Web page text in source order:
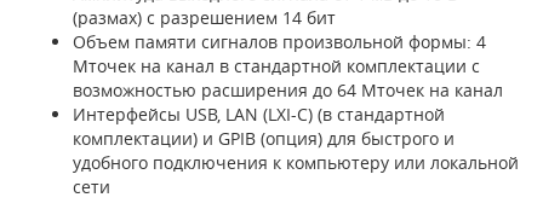
(размах) с разрешением 14 бит
Объем памяти сигналов произвольной формы: 4
Мточек на канал в стандартной комплектации с
возможностью расширения до 64 Мточек на канал
Интерфейсы USB, LAN (LXI-C) (в стандартной
комплектации) и GPIB (опция) для быстрого и
удобного подключения к компьютеру или локальной
сети